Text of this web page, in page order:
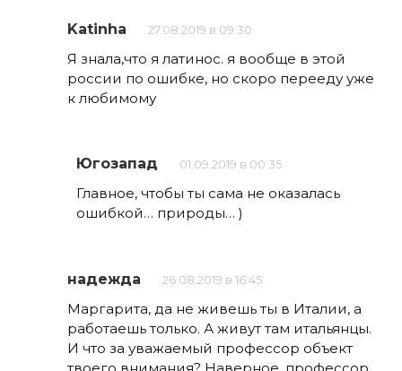
Katinha 27.08.2019 в 09:30
Я знала,что я латинос. я вообще в этой
россии по ошибке, но скоро перееду уже
к любимому
Югозапад 01.09.2019 в 00:35
Главное, чтобы ты сама не оказалась
ошибкой… природы… )
надежда 26.08.2019 в 16:45
Маргарита, да не живешь ты в Италии, а
работаешь только. А живут там итальянцы.
И что за уважаемый профессор объект
твоего внимания? Наверное, профессор